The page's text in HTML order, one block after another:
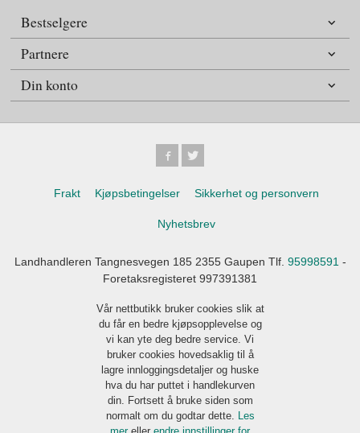
Bestselgere
Partnere
Din konto
Frakt Kjøpsbetingelser Sikkerhet og personvern
Nyhetsbrev
Landhandleren Tangnesvegen 185 2355 Gaupen Tlf. 95998591 -
Foretaksregisteret 997391381
Vår nettbutikk bruker cookies slik at
du får en bedre kjøpsopplevelse og
vi kan yte deg bedre service. Vi
bruker cookies hovedsaklig til å
lagre innloggingsdetaljer og huske
hva du har puttet i handlekurven
din. Fortsett å bruke siden som
normalt om du godtar dette. Les